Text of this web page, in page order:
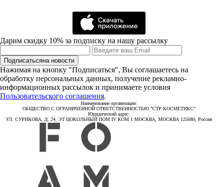
Дарим скидку 10% за подписку на нашу рассылку
Подписатьсяна новости
Нажимая на кнопку "Подписаться", Вы соглашаетесь на
обработку персональных данных, получение рекламно-
информационных рассылок и принимаете условия
Пользовательского соглашения.
Наименование организации:
ОБЩЕСТВО С ОГРАНИЧЕННОЙ ОТВЕТСТВЕННОСТЬЮ "СТР КОСМЕТИКС"
Юридический адрес:
УЛ. СУРИКОВА, Д. 24, ЭТ ЦОКОЛЬНЫЙ ПОМ IV КОМ 1 МОСКВА, МОСКВА 125080, Россия